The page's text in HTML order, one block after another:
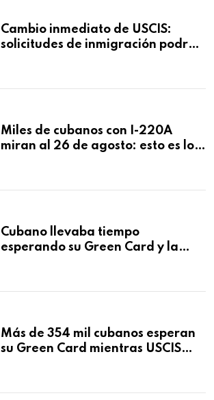
Cambio inmediato de USCIS:
solicitudes de inmigración podrán
Miles de cubanos con I-220A
miran al 26 de agosto: esto es lo
Cubano llevaba tiempo
esperando su Green Card y la
Más de 354 mil cubanos esperan
su Green Card mientras USCIS